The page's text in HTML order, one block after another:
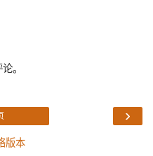
。
›
版本